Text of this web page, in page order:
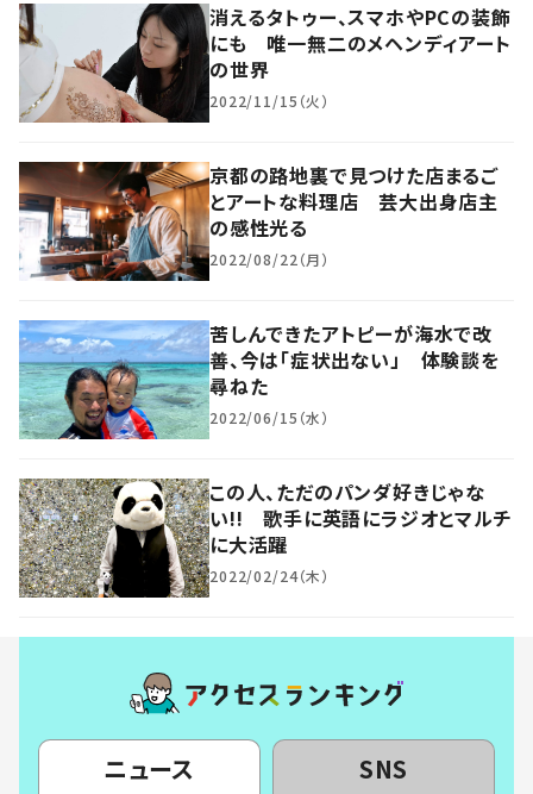
消えるタトゥー、スマホやPCの装飾
にも 唯一無二のメヘンディアート
の世界
2022/11/15（火）
京都の路地裏で見つけた店まるご
とアートな料理店 芸大出身店主
の感性光る
2022/08/22（月）
苦しんできたアトピーが海水で改
善、今は「症状出ない」 体験談を
尋ねた
2022/06/15（水）
この人、ただのパンダ好きじゃな
い!! 歌手に英語にラジオとマルチ
に大活躍
2022/02/24（木）
ニュース SNS